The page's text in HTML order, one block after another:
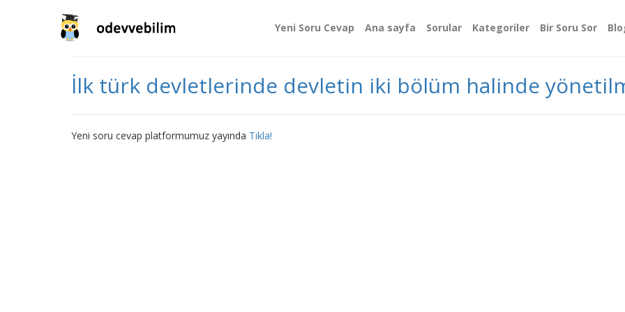
Yeni Soru Cevap Ana sayfa Sorular Kategoriler Bir Soru Sor
İlk türk devletlerinde devletin iki bölüm halinde
Yeni soru cevap platformumuz yayında Tıkla!